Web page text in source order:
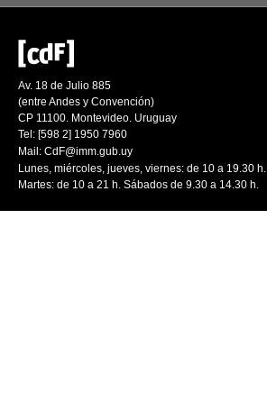
Av. 18 de Julio 885
(entre Andes y Convención)
CP 11100. Montevideo. Uruguay
Tel: [598 2] 1950 7960
Mail: CdF@imm.gub.uy
Lunes, miércoles, jueves, viernes: de 10 a 19.30 h.
Martes: de 10 a 21 h. Sábados de 9.30 a 14.30 h.